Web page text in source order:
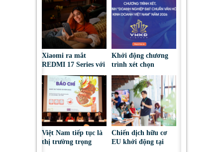
Xiaomi ra mắt
REDMI 17 Series với
kế trẻ trung, giá từ
5,5 triệu đồng
Khởi động chương
trình xét chọn
chuẩn Văn hóa Kinh
doanh Việt Nam’
năm 2026
Việt Nam tiếp tục là
thị trường trọng
Chiến dịch hữu cơ
EU khởi động tại